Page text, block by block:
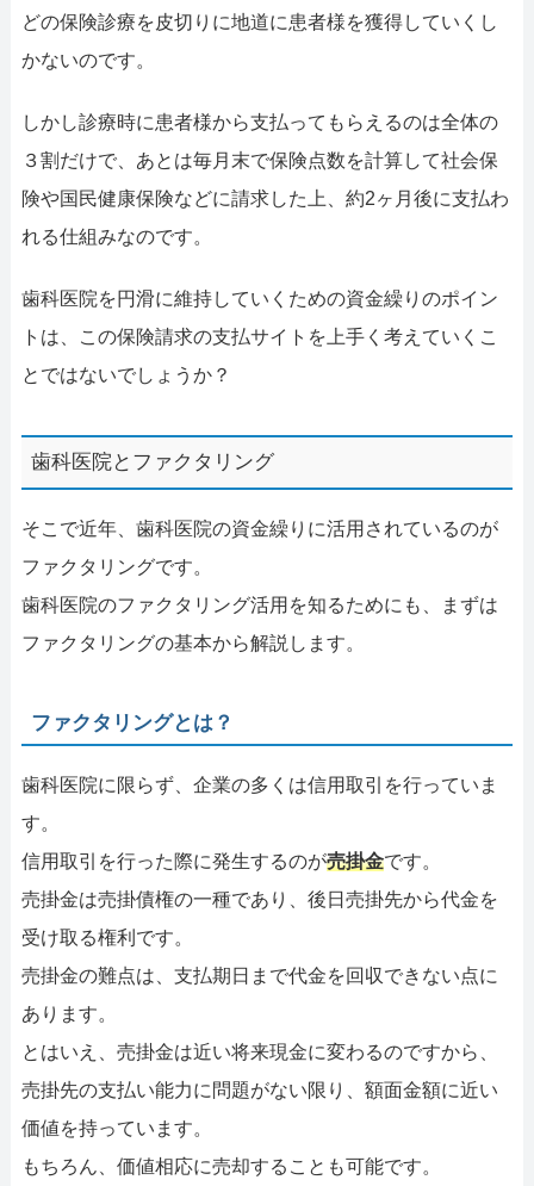
どの保険診療を皮切りに地道に患者様を獲得していくし
かないのです。
しかし診療時に患者様から支払ってもらえるのは全体の
３割だけで、あとは毎月末で保険点数を計算して社会保
険や国民健康保険などに請求した上、約2ヶ月後に支払わ
れる仕組みなのです。
歯科医院を円滑に維持していくための資金繰りのポイン
トは、この保険請求の支払サイトを上手く考えていくこ
とではないでしょうか？
歯科医院とファクタリング
そこで近年、歯科医院の資金繰りに活用されているのが
ファクタリングです。
歯科医院のファクタリング活用を知るためにも、まずは
ファクタリングの基本から解説します。
ファクタリングとは？
歯科医院に限らず、企業の多くは信用取引を行っていま
す。
信用取引を行った際に発生するのが売掛金です。
売掛金は売掛債権の一種であり、後日売掛先から代金を
受け取る権利です。
売掛金の難点は、支払期日まで代金を回収できない点に
あります。
とはいえ、売掛金は近い将来現金に変わるのですから、
売掛先の支払い能力に問題がない限り、額面金額に近い
価値を持っています。
もちろん、価値相応に売却することも可能です。